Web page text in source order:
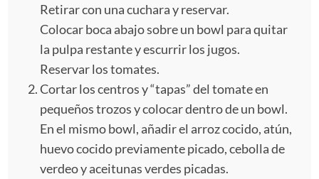
Retirar con una cuchara y reservar.
Colocar boca abajo sobre un bowl para quitar
la pulpa restante y escurrir los jugos.
Reservar los tomates.
Cortar los centros y “tapas” del tomate en
pequeños trozos y colocar dentro de un bowl.
En el mismo bowl, añadir el arroz cocido, atún,
huevo cocido previamente picado, cebolla de
verdeo y aceitunas verdes picadas.